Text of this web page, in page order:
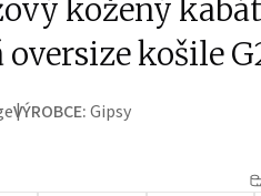
kožený
oversize košile
VÝROBCE:Gipsy